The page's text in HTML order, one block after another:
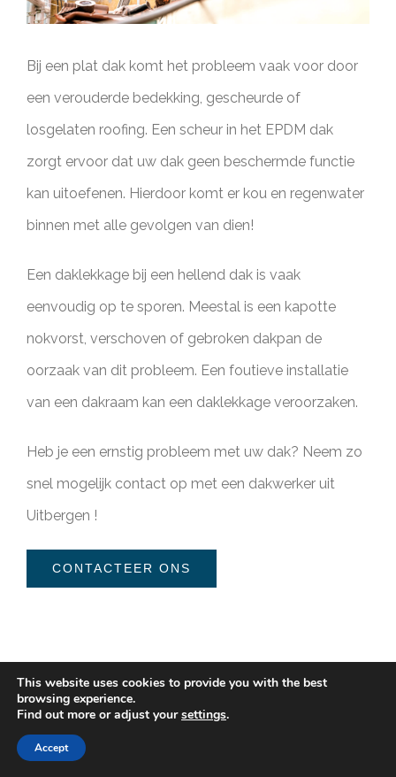
Bij een plat dak komt het probleem vaak voor door
een verouderde bedekking, gescheurde of
losgelaten roofing. Een scheur in het EPDM dak
zorgt ervoor dat uw dak geen beschermde functie
kan uitoefenen. Hierdoor komt er kou en regenwater
binnen met alle gevolgen van dien!
Een daklekkage bij een hellend dak is vaak
eenvoudig op te sporen. Meestal is een kapotte
nokvorst, verschoven of gebroken dakpan de
oorzaak van dit probleem. Een foutieve installatie
van een dakraam kan een daklekkage veroorzaken.
Heb je een ernstig probleem met uw dak? Neem zo
snel mogelijk contact op met een dakwerker uit
Uitbergen !
CONTACTEER ONS
Dak herstelling (plat dak)
This website uses cookies to provide you with the best
browsing experience.
Find out more or adjust yoursettings.
Accept